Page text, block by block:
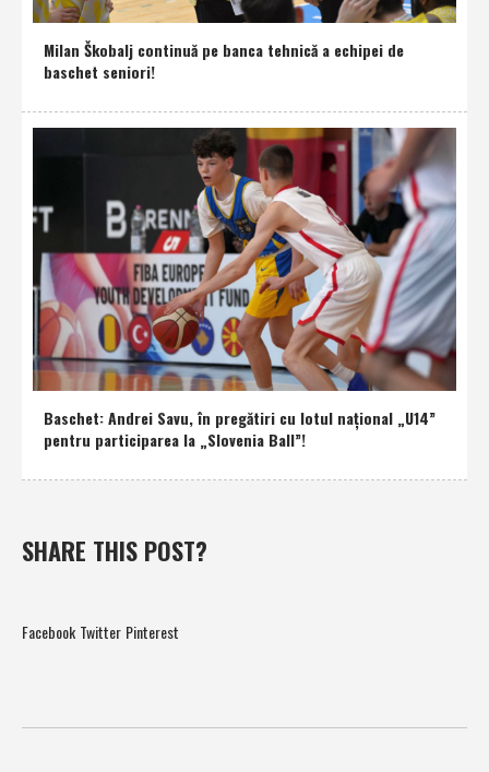
Milan Škobalj continuă pe banca tehnică a echipei de
baschet seniori!
Baschet: Andrei Savu, în pregătiri cu lotul naţional „U14”
pentru participarea la „Slovenia Ball”!
SHARE THIS POST?
Facebook Twitter Pinterest